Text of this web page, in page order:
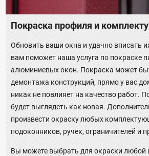
Покраска профиля и
Обновить ваши окна и удачно вписать
вам поможет наша услуга по покраске
алюминиевых окон. Покраска может
демонтажа конструкций, прямо у вас
никак не повлияет на качество работ.
будет выглядеть как новая.
произвести окраску любых
подоконников, ручек, ограничителей и
Вы можете выбрать для окраски любой